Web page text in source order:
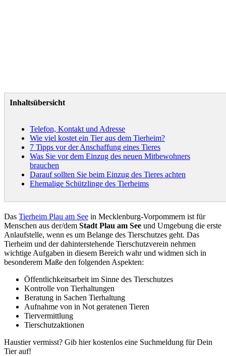
Inhaltsübersicht
Telefon, Kontakt und Adresse
Wie viel kostet ein Tier aus dem Tierheim?
7 Tipps vor der Anschaffung eines Tieres
Was Sie vor dem Einzug des neuen Mitbewohners
brauchen
Darauf sollten Sie beim Einzug des Tieres achten
Ehemalige Schützlinge des Tierheims
Das Tierheim Plau am See in Mecklenburg-Vorpommern ist für
Menschen aus der/dem Stadt Plau am See und Umgebung die erste
Anlaufstelle, wenn es um Belange des Tierschutzes geht. Das
Tierheim und der dahinterstehende Tierschutzverein nehmen
wichtige Aufgaben in diesem Bereich wahr und widmen sich in
besonderem Maße den folgenden Aspekten:
Öffentlichkeitsarbeit im Sinne des Tierschutzes
Kontrolle von Tierhaltungen
Beratung in Sachen Tierhaltung
Aufnahme von in Not geratenen Tieren
Tiervermittlung
Tierschutzaktionen
Haustier vermisst? Gib hier kostenlos eine Suchmeldung für Dein
Tier auf!